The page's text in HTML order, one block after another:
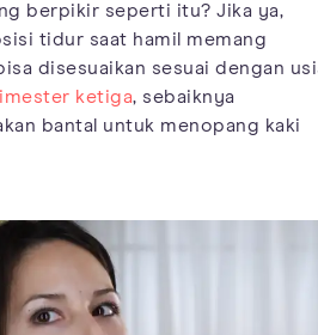
berpikir seperti itu? Jika ya,
tidur saat hamil memang
disesuaikan sesuai dengan
ketiga, sebaiknya
bantal untuk menopang kaki